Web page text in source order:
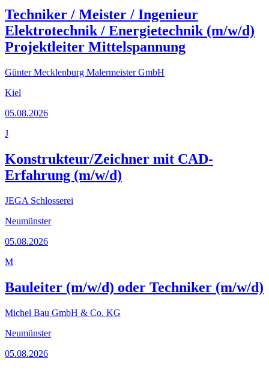
Techniker / Meister / Ingenieur
Elektrotechnik / Energietechnik (m/w/d)
Projektleiter Mittelspannung
Günter Mecklenburg Malermeister GmbH
Kiel
05.08.2026
J
Konstrukteur/Zeichner mit CAD-
Erfahrung (m/w/d)
JEGA Schlosserei
Neumünster
05.08.2026
M
Bauleiter (m/w/d) oder Techniker (m/w/d)
Michel Bau GmbH & Co. KG
Neumünster
05.08.2026